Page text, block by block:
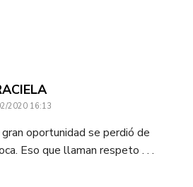
dice:
2020 16:13
gran oportunidad se perdió de
Eso que llaman respeto . . .